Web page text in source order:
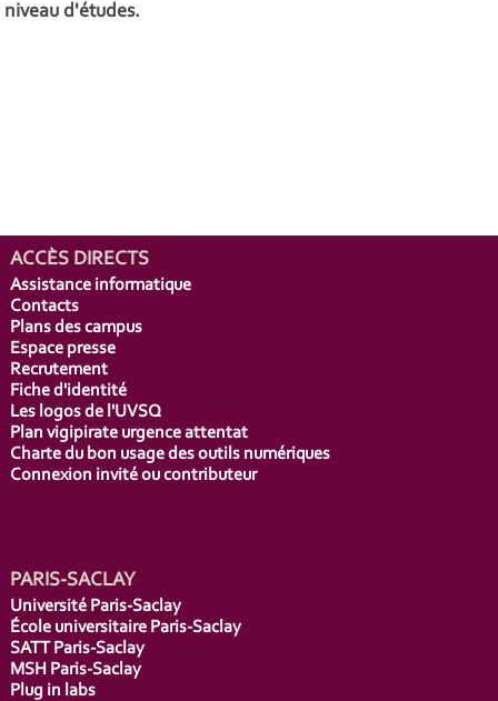
niveau d'études.
ACCÈS DIRECTS
Assistance informatique
Contacts
Plans des campus
Espace presse
Recrutement
Fiche d'identité
Les logos de l'UVSQ
Plan vigipirate urgence attentat
Charte du bon usage des outils numériques
Connexion invité ou contributeur
PARIS-SACLAY
Université Paris-Saclay
École universitaire Paris-Saclay
SATT Paris-Saclay
MSH Paris-Saclay
Plug in labs